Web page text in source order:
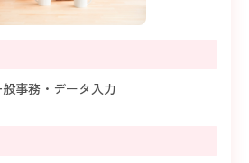
事務・データ入力